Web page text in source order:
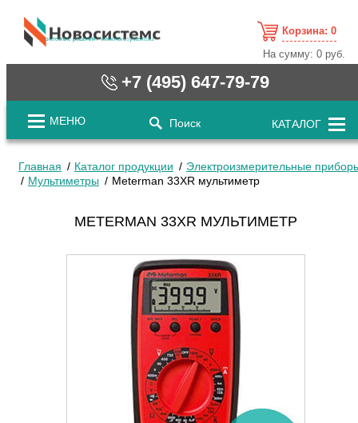
cистемные решения / www.novosystems.ru
Корзина: 0
На сумму:0 руб.
+7 (495) 647-79-79
МЕНЮ Поиск КАТАЛОГ
Главная Каталог продукции
Электроизмерительные
Мультиметры
Meterman 33XR мультиметр
METERMAN 33XR МУЛЬТИМЕТР